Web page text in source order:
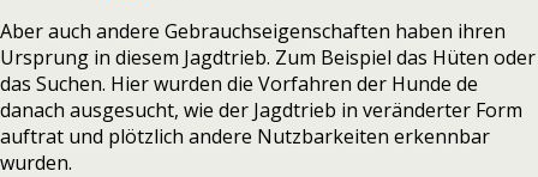
Aber auch andere Gebrauchseigenschaften haben ihren
Ursprung in diesem Jagdtrieb. Zum Beispiel das Hüten oder
das Suchen. Hier wurden die Vorfahren der Hunde de
danach ausgesucht, wie der Jagdtrieb in veränderter Form
auftrat und plötzlich andere Nutzbarkeiten erkennbar
wurden.